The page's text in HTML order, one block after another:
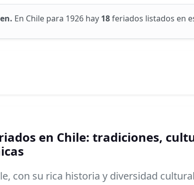
En Chile para 1926 hay 18feriados listados en
en Chile: tradiciones,
con su rica historia y diversidad